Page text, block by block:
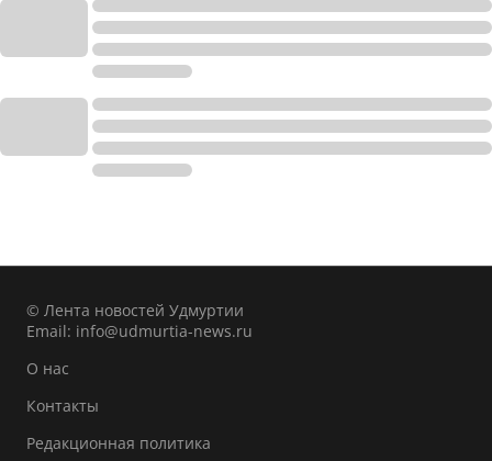
© Лента новостей Удмуртии
Email: info@udmurtia-news.ru
О нас
Контакты
Редакционная политика